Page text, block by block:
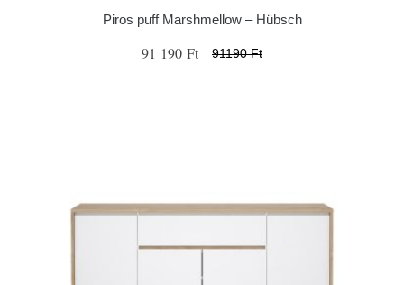
Piros puff Marshmellow – Hübsch
91 190 Ft 91190 Ft